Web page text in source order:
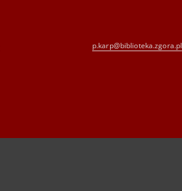
p.karp@biblioteka.zgora.pl